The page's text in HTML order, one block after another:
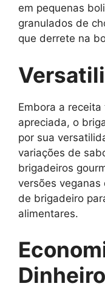
em pequenas
granulados de
que derrete na
Embora a
apreciada, o
por sua
variações de
brigadeiros
versões veganas
de brigadeiro
alimentares.
Dinheiro